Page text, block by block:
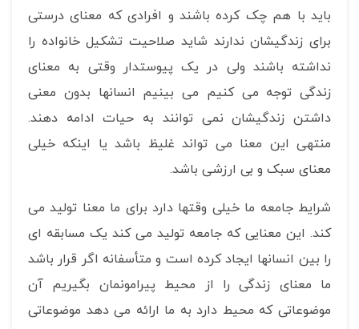
باید با هم چک کرده باشند و افرادی که معنای درستی
برای زندگیشان ندارند شاید صلاحیت تشکیل خانواده را
نداشته باشند ولی در یک پیوستدار وقتی به معنای
زندگی توجه می کنیم می بینیم انسانها بدون معنی
داشتن زندگیشان نمی توانند به حیات ادامه دهند.
منتهی این معنا می تواند غلیظ باشد یا اینکه خیلی
معنای سبک و بی ارزشی باشد.
شرایط جامعه ما خیلی وقتها دارد برای ما معنا تولید می
کند. این معنایی که جامعه تولید می کند یک مسابقه ای
را بین انسانها ایجاد کرده است و متأسفانه اگر قرار باشد
ما معنای زندگی را از محیط پیرامونمان بگیریم آن
موضوعاتی که محیط دارد به ما ارائه می دهد موضوعاتی